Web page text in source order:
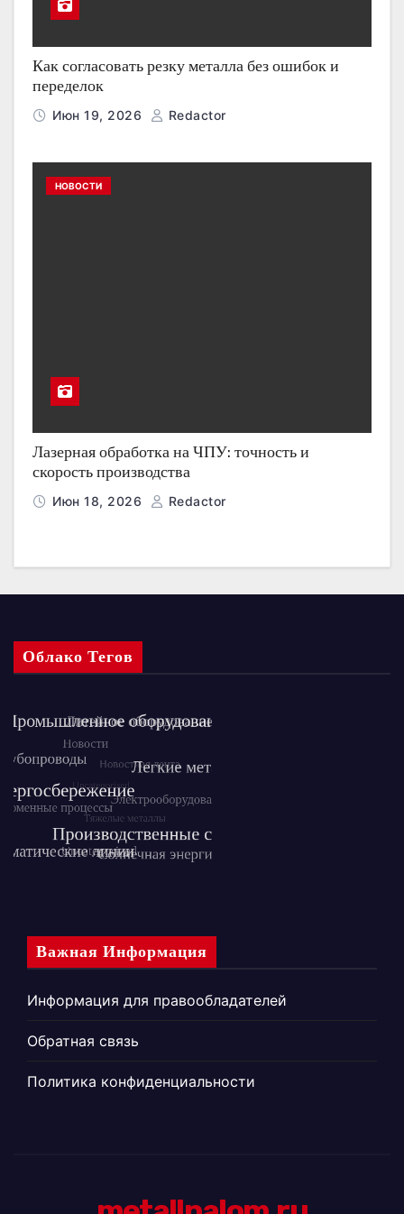
Как согласовать резку металла без ошибок и
переделок
Июн 19, 2026 Redactor
НОВОСТИ
Лазерная обработка на ЧПУ: точность и
скорость производства
Июн 18, 2026 Redactor
Облако Тегов
Важная Информация
Информация для правообладателей
Обратная связь
Политика конфиденциальности